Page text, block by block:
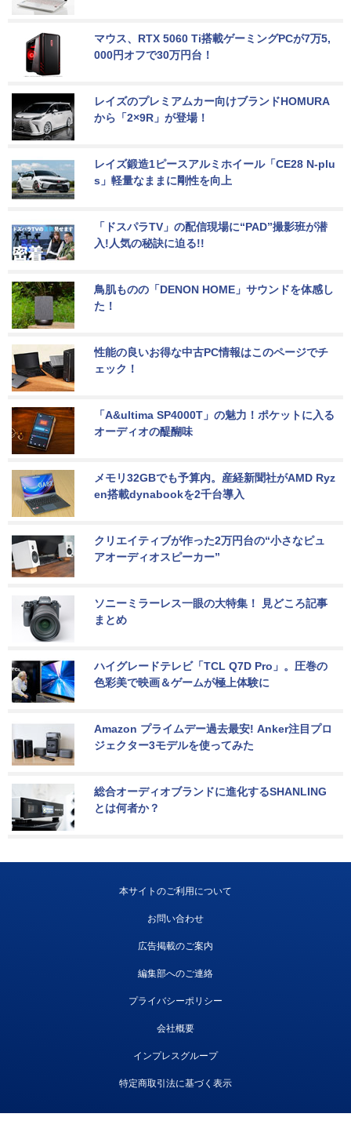
マウス、RTX 5060 Ti搭載ゲーミングPCが7万5,
000円オフで30万円台！
レイズのプレミアムカー向けブランドHOMURA
から「2×9R」が登場！
レイズ鍛造1ピースアルミホイール「CE28 N-plu
s」軽量なままに剛性を向上
「ドスパラTV」の配信現場に“PAD”撮影班が潜
入!人気の秘訣に迫る!!
鳥肌ものの「DENON HOME」サウンドを体感し
た！
性能の良いお得な中古PC情報はこのページでチ
ェック！
「A&ultima SP4000T」の魅力！ポケットに入る
オーディオの醍醐味
メモリ32GBでも予算内。産経新聞社がAMD Ryz
en搭載dynabookを2千台導入
クリエイティブが作った2万円台の“小さなピュ
アオーディオスピーカー”
ソニーミラーレス一眼の大特集！ 見どころ記事
まとめ
ハイグレードテレビ「TCL Q7D Pro」。圧巻の
色彩美で映画＆ゲームが極上体験に
Amazon プライムデー過去最安! Anker注目プロ
ジェクター3モデルを使ってみた
総合オーディオブランドに進化するSHANLING
とは何者か？
本サイトのご利用について
お問い合わせ
広告掲載のご案内
編集部へのご連絡
プライバシーポリシー
会社概要
インプレスグループ
特定商取引法に基づく表示